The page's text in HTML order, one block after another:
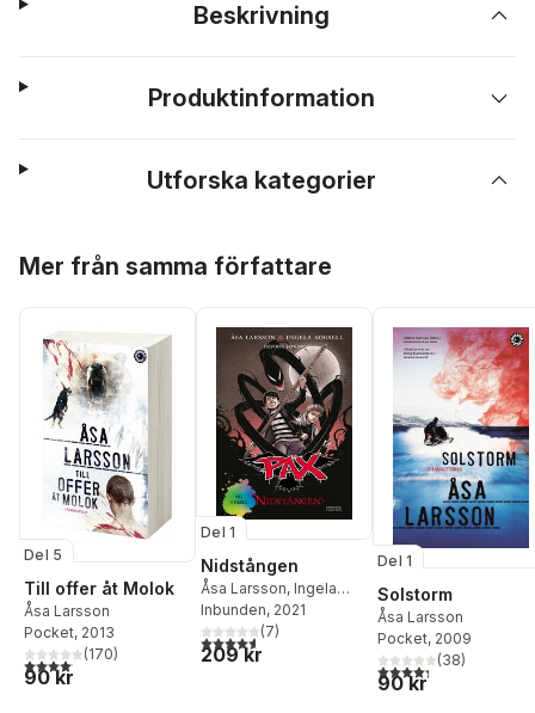
Beskrivning
Produktinformation
Utforska kategorier
Mer från samma författare
Del 5
Till offer åt Molok
Åsa Larsson
Pocket, 2013
4,1utav 5 stjärnor. Totalt antal röster:
(170)
90 kr
Del 1
Nidstången
Åsa Larsson, Ingela
Korsell
Inbunden, 2021
4,6utav 5 stjärnor. Totalt antal röster:
(7)
209 kr
Del 1
Solstorm
Åsa Larsson
Pocket, 2009
4,3utav 5 stjärnor.
(38)
90 kr